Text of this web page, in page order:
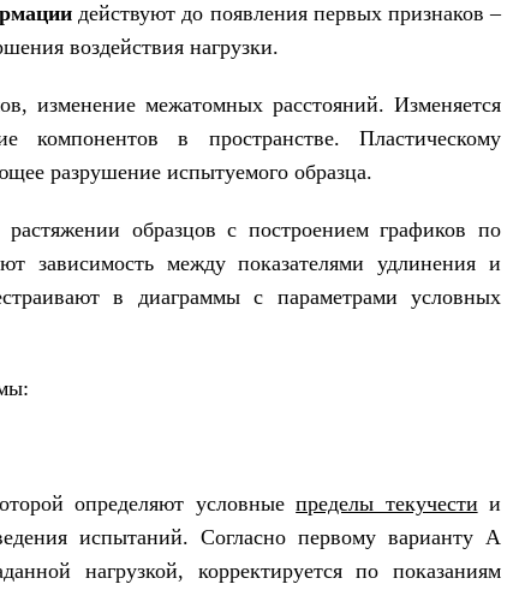
действуют до появления первых признаков –
воздействия нагрузки.
изменение межатомных расстояний. Изменяется
компонентов в пространстве. Пластическому
разрушение испытуемого образца.
образцов с построением графиков по
зависимость между показателями удлинения и
в диаграммы с параметрами условных
определяют условныепределы текучести и
испытаний. Согласно первому варианту А
нагрузкой, корректируется по показаниям